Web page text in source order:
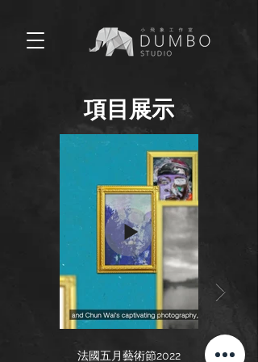
項目展示​
法國五月藝術節2022 都爹利